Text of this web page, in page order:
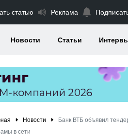
статью Реклама
Новости Статьи
Новости
Банк ВТБ объявил
в сети